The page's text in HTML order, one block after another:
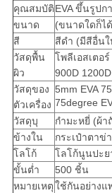
คุณสมบัติEVA ขึ้นรูป
ขนาด
(ขนาดใดก็ไ
สี
สีดำ (มีสีอื่นใ
วัสดุพื้น
ผิว
โพลีเอสเตอ
900D
วัสดุของ
ตัวเครื่อง
5mm EVA
75degree
วัสดุบุ
กำมะหยี่ (ผ้า
ข้างใน
กระเป๋าตาข่
โลโก้
โลโก้นูนปะย
ขั้นต่ำ
500 ชิ้น
หมายเหตุใช้กันอย่างแ